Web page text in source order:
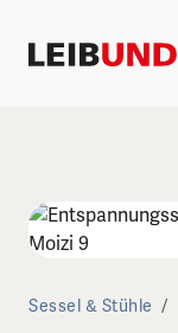
Sessel & Stühle /